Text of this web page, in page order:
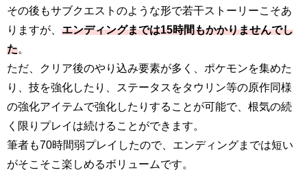
その後もサブクエストのような形で若干ストーリーこそあ
りますが、 エンディングまでは15時間もかかりませんでし
た
ただ、クリア後のやり込み要素が多く、ポケモンを集めた
り、技を強化したり、ステータスをタウリン等の原作同様
の強化アイテムで強化したりすることが可能で、根気の続
く限りプレイは続けることができます。
筆者も70時間弱プレイしたので、エンディングまでは短い
がそこそこ楽しめるボリュームです。